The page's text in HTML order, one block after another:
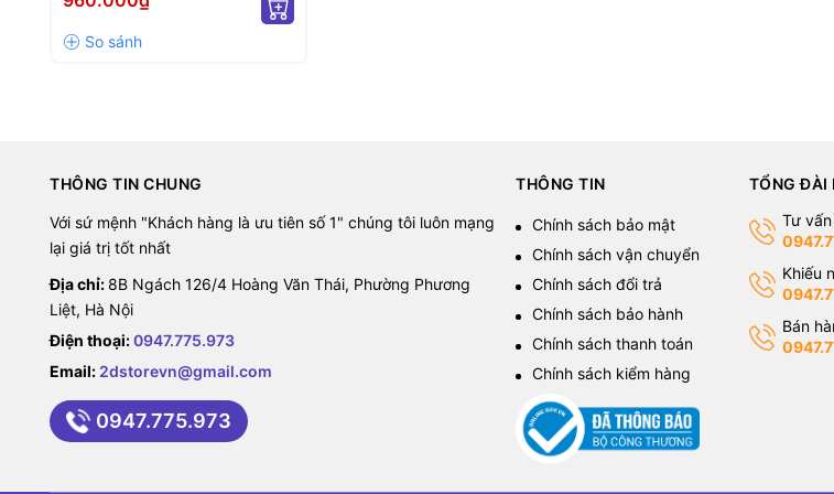
PROFILE/ 100MM)
THÔNG TIN CHUNG
Với sứ mệnh "Khách hàng là ưu tiên số 1" chúng tôi luôn mạng
lại giá trị tốt nhất
Địa chỉ: 8B Ngách 126/4 Hoàng Văn Thái, Phường Phương
Liệt, Hà Nội
Điện thoại:0947.775.973
Email: 2dstorevn@gmail.com
0947.775.973
THÔNG TIN
Chính sách bảo mật
Chính sách vận chuyển
Chính sách đổi trả
Chính sách bảo hành
Chính sách thanh toán
Chính sách kiểm hàng
TỔNG ĐÀI
Tư
Khiếu
Bán